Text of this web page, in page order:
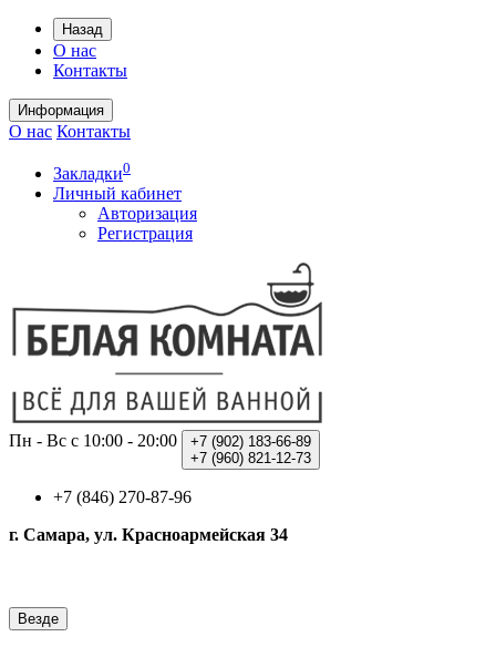
Назад
О нас
Контакты
Информация
О нас Контакты
Закладки0
Личный кабинет
Авторизация
Регистрация
Пн - Вс с 10:00 - 20:00 +7 (902) 183-66-89
+7 (960) 821-12-73
+7 (846) 270-87-96
г. Самара, ул. Красноармейская 34
Везде